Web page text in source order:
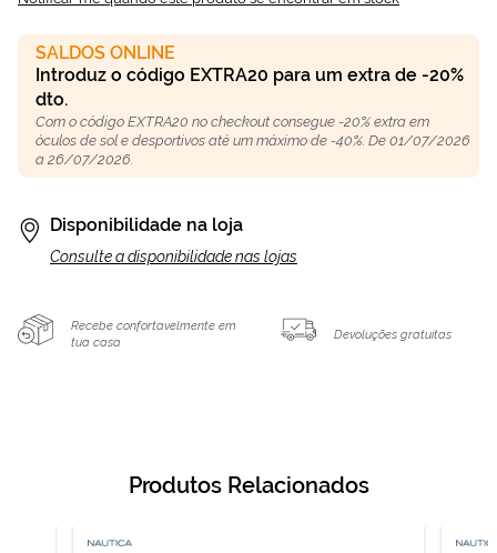
SALDOS ONLINE
Introduz o código EXTRA20 para um extra de -20%
dto.
Com o código EXTRA20 no checkout consegue -20% extra em
óculos de sol e desportivos até um máximo de -40%. De 01/07/2026
a 26/07/2026.
Disponibilidade na loja
Consulte a disponibilidade nas lojas
Recebe confortavelmente em
tua casa
Devoluções gratuitas
Produtos Relacionados